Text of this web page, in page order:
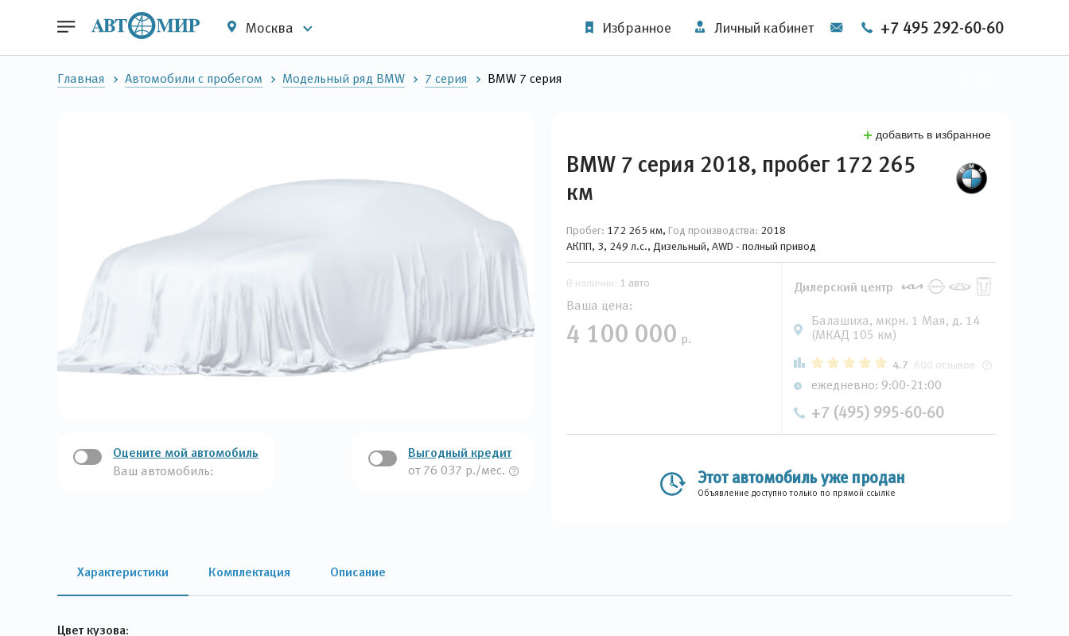
Москва Избранное Личный кабинет +7 495 292-60-60
Главная Автомобили с пробегом Модельный ряд BMW 7 серия BMW 7 серия
Оцените мой автомобиль
Ваш автомобиль:
Выгодный кредит
от 76 037 р./мес.
добавить в избранное
BMW 7 серия 2018, пробег 172 265
км
Пробег: 172 265 км, Год производства: 2018
АКПП, 3, 249 л.с., Дизельный, AWD - полный привод
В наличии: 1 авто
Ваша цена:
4 100 000 р.
Дилерский центр
Балашиха, мкрн. 1 Мая, д. 14
(МКАД 105 км)
4.7 600 отзывов
ежедневно: 9:00-21:00
+7 (495) 995-60-60
Этот автомобиль уже продан
Объявление доступно только по прямой ссылке
Характеристики Комплектация Описание
Цвет кузова: